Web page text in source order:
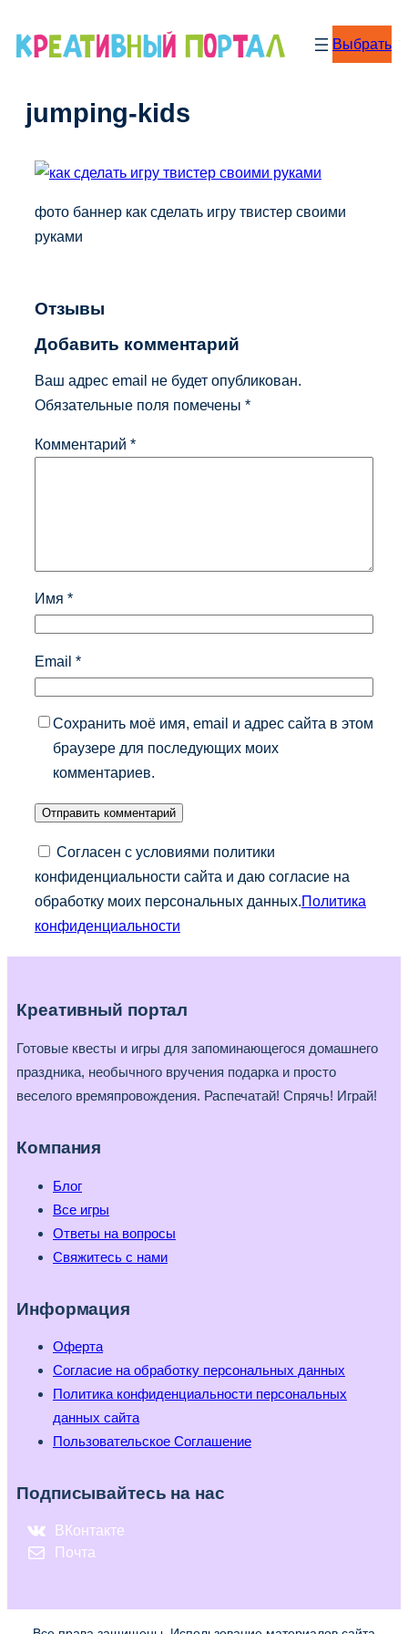
Выбрать
jumping-kids
фото баннер как сделать игру твистер своими
руками
Отзывы
Добавить комментарий
Ваш адрес email не будет опубликован.
Обязательные поля помечены *
Комментарий *
Имя *
Email *
Сохранить моё имя, email и адрес сайта в этом
браузере для последующих моих
комментариев.
Согласен с условиями политики
конфиденциальности сайта и даю согласие на
обработку моих персональных данных. Политика
конфиденциальности
Креативный портал
Готовые квесты и игры для запоминающегося домашнего
праздника, необычного вручения подарка и просто
веселого времяпровождения. Распечатай! Спрячь! Играй!
Компания
Блог
Все игры
Ответы на вопросы
Свяжитесь с нами
Информация
Оферта
Согласие на обработку персональных данных
Политика конфиденциальности персональных
данных сайта
Пользовательское Соглашение
Подписывайтесь на нас
ВКонтакте
Почта